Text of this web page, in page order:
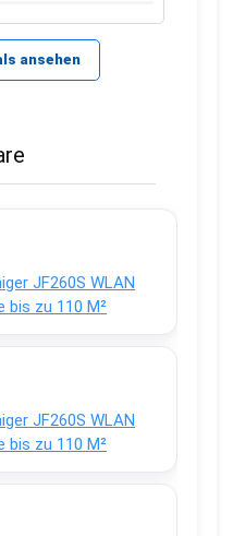
ansehen
JF260S WLAN
bis zu 110 M²
JF260S WLAN
bis zu 110 M²